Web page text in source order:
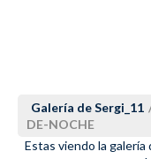
Galería de Sergi_11
DE-NOCHE
Estas viendo la galería